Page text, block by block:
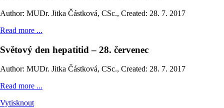
Author: MUDr. Jitka Částková, CSc., Created: 28. 7. 2017
Read more ...
Světový den hepatitid – 28. červenec
Author: MUDr. Jitka Částková, CSc., Created: 28. 7. 2017
Read more ...
Vytisknout